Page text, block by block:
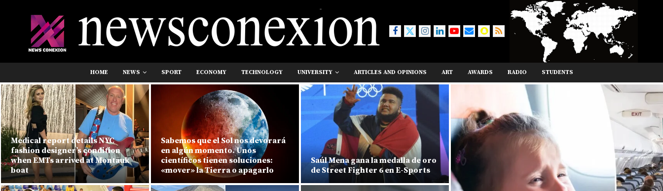
HOME NEWS SPORT ECONOMY TECHNOLOGY UNIVERSITY ARTICLES AND OPINIONS ART AWARDS RADIO STUDENTS
Medical report details NYC
fashion designer’s condition
when EMTs arrived at Montauk
boat
Sabemos que el Sol nos devorará
en algún momento. Unos
científicos tienen soluciones:
«mover» la Tierra o apagarlo
Saúl Mena gana la medalla de oro
de Street Fighter 6 en E-Sports